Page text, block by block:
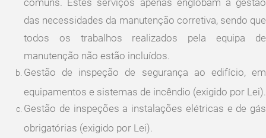
das necessidades da manutenção corretiva, sendo que
todos os trabalhos realizados pela equipa de
manutenção não estão incluídos.
Gestão de inspeção de segurança ao edifício, em
equipamentos e sistemas de incêndio (exigido por Lei).
Gestão de inspeções a instalações elétricas e de gás
obrigatórias (exigido por Lei).